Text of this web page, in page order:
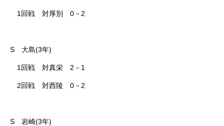
1回戦 対厚別 0－2
S 大島(3年)
1回戦 対真栄 2－1
2回戦 対西陵 0－2
S 岩崎(3年)